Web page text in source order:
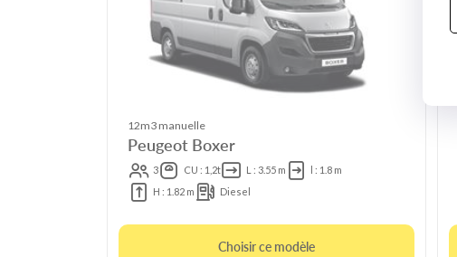
12m3 manuelle
Peugeot Boxer
3 CU : 1,2t L : 3.55 m
l : 1.8 m
H : 1.82 m
Diesel
Choisir ce modèle